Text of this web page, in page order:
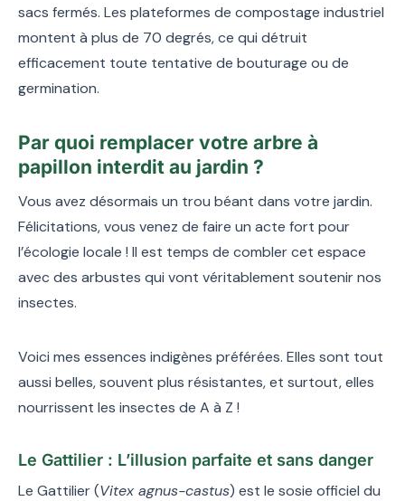
sacs fermés. Les plateformes de compostage industriel
montent à plus de 70 degrés, ce qui détruit
efficacement toute tentative de bouturage ou de
germination.
Par quoi remplacer votre arbre à
papillon interdit au jardin ?
Vous avez désormais un trou béant dans votre jardin.
Félicitations, vous venez de faire un acte fort pour
l’écologie locale ! Il est temps de combler cet espace
avec des arbustes qui vont véritablement soutenir nos
insectes.
Voici mes essences indigènes préférées. Elles sont tout
aussi belles, souvent plus résistantes, et surtout, elles
nourrissent les insectes de A à Z !
Le Gattilier : L’illusion parfaite et sans danger
Le Gattilier (Vitex agnus-castus) est le sosie officiel du